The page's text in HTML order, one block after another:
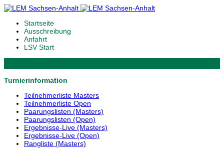
Startseite
Ausschreibung
Anfahrt
LSV Start
Turnierinformation
Teilnehmerliste Masters
Teilnehmerliste Open
Paarungslisten (Masters)
Paarungslisten (Open)
Ergebnisse-Live (Masters)
Ergebnisse-Live (Open)
Rangliste (Masters)